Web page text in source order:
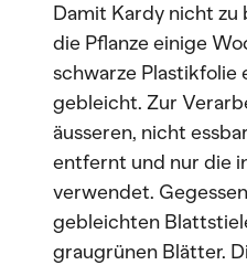
Damit Kardy nicht
die Pflanze einige
schwarze Plastikfolie
gebleicht. Zur
äusseren, nicht
entfernt und nur die
verwendet.
gebleichten
graugrünen Blätter.